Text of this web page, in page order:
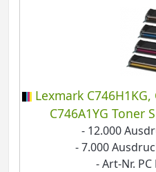
Lexmark C746H1KG,
C746A1YG Toner
- 12.000
- 7.000
- Art-Nr. PC